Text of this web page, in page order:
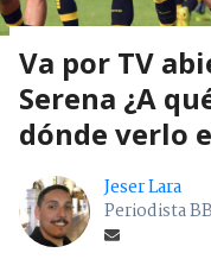
Va por TV
Serena ¿A
dónde verlo
Jeser Lara
Periodista